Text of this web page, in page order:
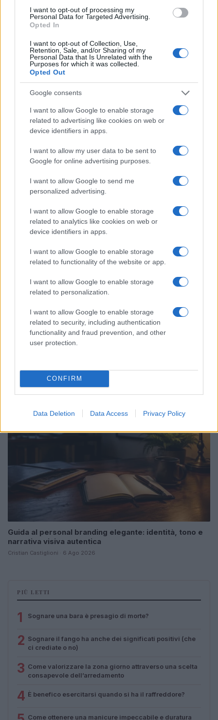
I want to opt-out of processing my
Personal Data for Targeted Advertising.
Opted In
I want to opt-out of Collection, Use,
Retention, Sale, and/or Sharing of my
Personal Data that Is Unrelated with the
Purposes for which it was collected.
Opted Out
Google consents
I want to allow Google to enable storage
related to advertising like cookies on web or
device identifiers in apps.
I want to allow my user data to be sent to
Google for online advertising purposes.
I want to allow Google to send me
personalized advertising.
I want to allow Google to enable storage
related to analytics like cookies on web or
device identifiers in apps.
I want to allow Google to enable storage
related to functionality of the website or app.
I want to allow Google to enable storage
related to personalization.
I want to allow Google to enable storage
related to security, including authentication
functionality and fraud prevention, and other
user protection.
CONFIRM
Data Deletion Data Access Privacy Policy
Continua a leggere
BELLEZZA
Come preservare il colore dei capelli in estate:
consigli di Niky Epi di Aldo Coppola
Cristian Castiglioni · 6 Ago 2026
BENESSERE
Matteo Pellegrino · 6 Ago 2026
OFFERTE&CONSIGLI
Guida al personal branding elegante: identità, tono e
narrativa visiva autentica
Cristian Castiglioni · 6 Ago 2026
PIÙ LETTI
1 Sognare una bara è presagio di morte?
2 Sognare il fango ha anche dei significati positivi (che
ci crediate o no)
3 Come valorizzare la zona giorno attraverso una scelta
consapevole dell’arredamento
4 È benefico esercitarsi quando si ha il raffreddore?
Come ottenere una manicure impeccabile e duratura